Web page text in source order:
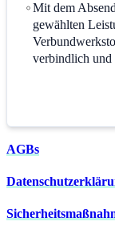
Mit dem
gewählten
verbindlich
AGBs